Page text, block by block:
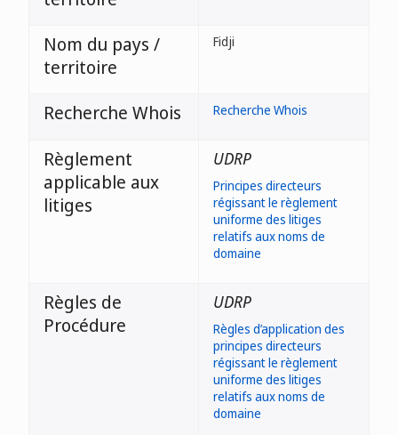
Nom du pays /
territoire
Fidji
Recherche Whois Recherche Whois
Règlement
applicable aux
litiges
UDRP
Principes directeurs
régissant le règlement
uniforme des litiges
relatifs aux noms de
domaine
Règles de
Procédure
UDRP
Règles d’application des
principes directeurs
régissant le règlement
uniforme des litiges
relatifs aux noms de
domaine